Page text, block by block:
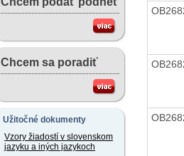
Chcem sa poradiť
Užitočné dokumenty
Vzory žiadostí v slovenskom
jazyku a iných jazykoch